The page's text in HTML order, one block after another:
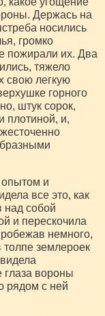
Держась на
носились
громко
пожирали их. Два
тяжело
свою легкую
горного
штук сорок,
плотиной, и,
и
все это, как
над собой
и перескочила
немного,
землероек
вороны
рядом с ней